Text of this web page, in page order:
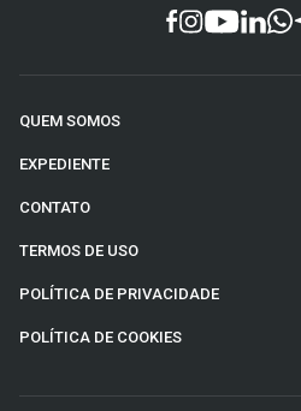
QUEM SOMOS
EXPEDIENTE
CONTATO
TERMOS DE USO
POLÍTICA DE PRIVACIDADE
POLÍTICA DE COOKIES